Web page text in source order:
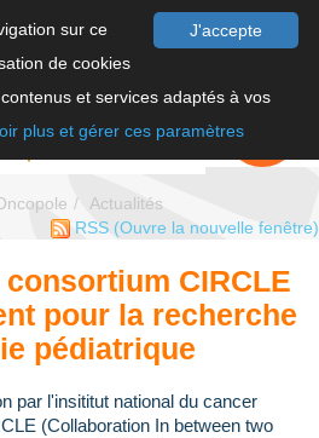
J'accepte
sur ce
de cookies
et services adaptés à vos
plus et gérer ces paramètres
FAIRE UN
DON
Actualités
RSS (Ouvre la nouvelle fenêtre)
CIRCLE
pour la recherche
pédiatrique
par l'insititut national du cancer
(Collaboration In between two